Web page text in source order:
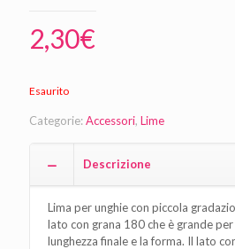
2,30€
Esaurito
Categorie:Accessori, Lime
Descrizione
Lima per unghie con piccola
lato con grana 180 che è grande per
lunghezza finale e la forma. Il lato